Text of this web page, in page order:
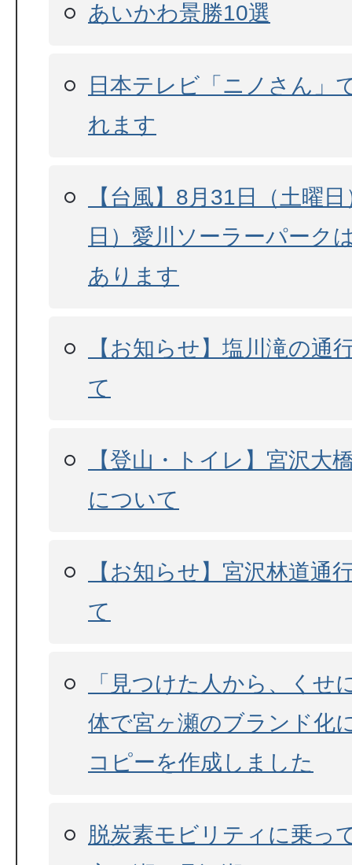
あいかわ景勝10選
日本テレビ「ニノさん」
れます
【台風】8月31日（土曜
日）愛川ソーラーパーク
あります
【お知らせ】塩川滝の通
て
【登山・トイレ】宮沢大
について
【お知らせ】宮沢林道通
て
「見つけた人から、くせ
体で宮ヶ瀬のブランド化
コピーを作成しました
脱炭素モビリティに乗っ